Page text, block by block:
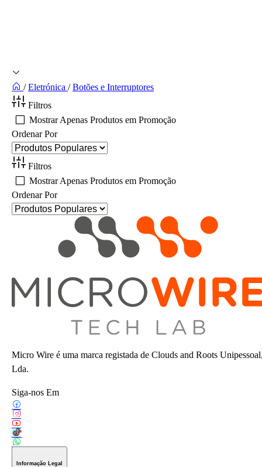
/ Eletrónica / Botões e Interruptores
Filtros
Mostrar Apenas Produtos em Promoção
Ordenar Por
Filtros
Mostrar Apenas Produtos em Promoção
Ordenar Por
Micro Wire é uma marca registada de Clouds and Roots
Lda.
Siga-nos Em
Informação Legal